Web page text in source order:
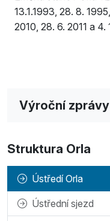
13.1.1993, 28. 8.
2010, 28. 6. 2011 a 4.
Výroční zprávy
Struktura Orla
Ústředí Orla
Ústřední sjezd